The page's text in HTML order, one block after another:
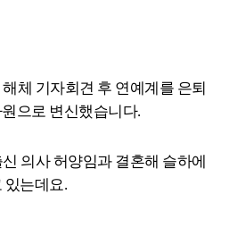
체 기자회견 후 연예계를 은퇴
으로 변신했습니다.
의사 허양임과 결혼해 슬하에
있는데요.